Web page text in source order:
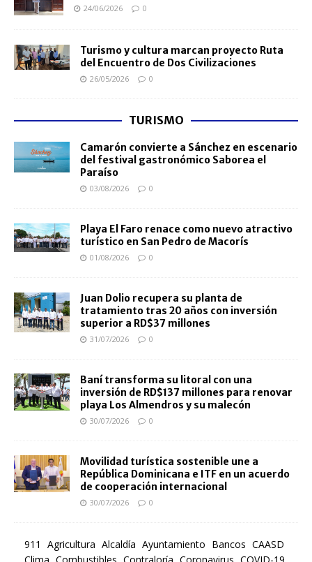
24/06/2026 0
Turismo y cultura marcan proyecto Ruta
del Encuentro de Dos Civilizaciones
26/05/2026 0
TURISMO
Camarón convierte a Sánchez en escenario
del festival gastronómico Saborea el
Paraíso
03/08/2026 0
Playa El Faro renace como nuevo atractivo
turístico en San Pedro de Macorís
01/08/2026 0
Juan Dolio recupera su planta de
tratamiento tras 20 años con inversión
superior a RD$37 millones
31/07/2026 0
Baní transforma su litoral con una
inversión de RD$137 millones para renovar
playa Los Almendros y su malecón
30/07/2026 0
Movilidad turística sostenible une a
República Dominicana e ITF en un acuerdo
de cooperación internacional
30/07/2026 0
911 Agricultura Alcaldía Ayuntamiento Bancos CAASD